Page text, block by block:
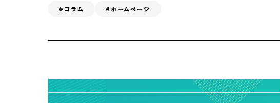
ホームページ制作
#コラム #ホームページ